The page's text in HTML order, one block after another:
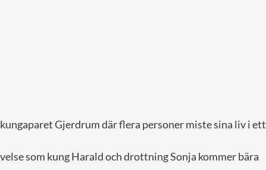
Gjerdrum där flera personer miste sina liv i ett
som kung Harald och drottning Sonja kommer bära